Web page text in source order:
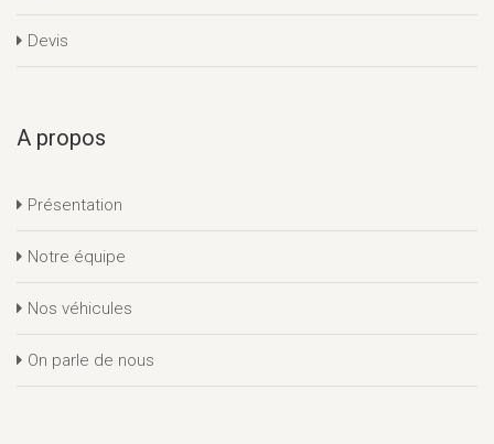
Devis
A propos
Présentation
Notre équipe
Nos véhicules
On parle de nous